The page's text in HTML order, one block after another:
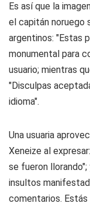
Es así que la
el capitán noruego
argentinos: "Estas
monumental para
usuario; mientras
"Disculpas
idioma".
Una usuaria
Xeneize al
se fueron
insultos
comentarios. Estás